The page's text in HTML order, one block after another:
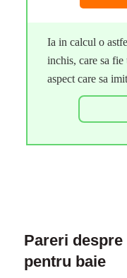
Ia in calcul o
inchis, care sa fie
aspect care sa
Pareri despre
pentru baie